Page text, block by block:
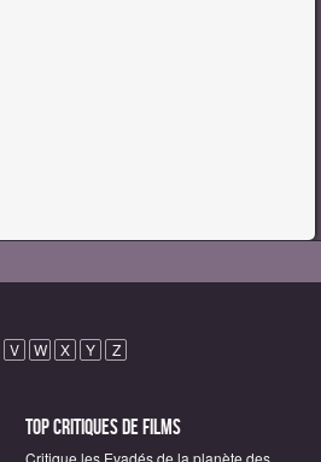
V W X Y Z
Top critiques de Films
Critique les Evadés de la planète des